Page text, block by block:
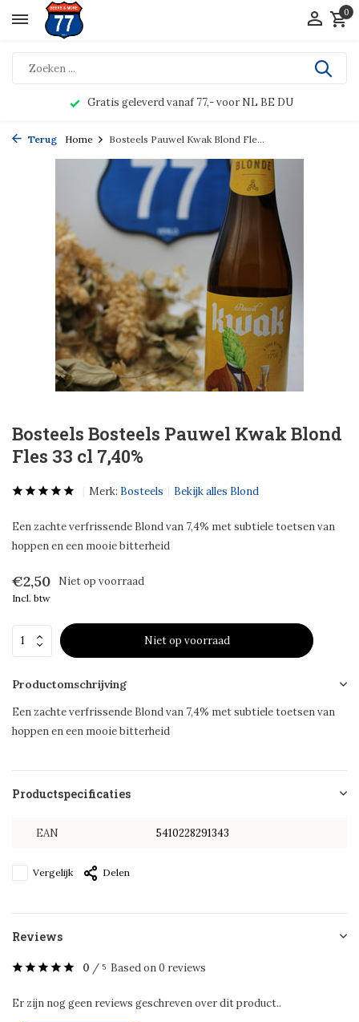
0
Gratis geleverd vanaf 77,- voor NL BE DU
Terug Home Bosteels Pauwel Kwak Blond Fle...
Bosteels Bosteels Pauwel Kwak Blond
Fles 33 cl 7,40%
Merk: Bosteels Bekijk alles Blond
Een zachte verfrissende Blond van 7,4% met subtiele toetsen van
hoppen en een mooie bitterheid
€2,50 Niet op voorraad
Incl. btw
Niet op voorraad
Productomschrijving
Een zachte verfrissende Blond van 7,4% met subtiele toetsen van
hoppen en een mooie bitterheid
Productspecificaties
EAN 5410228291343
Vergelijk Delen
Reviews
0 / 5 Based on 0 reviews
Er zijn nog geen reviews geschreven over dit product..